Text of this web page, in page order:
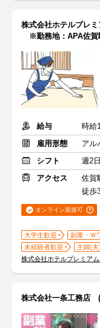
株式会社ホテルプレミ
※勤務地：APA佐賀
給与
雇用形態
アル
シフト
週2
アクセス
佐賀
徒歩
オンライン面接可
大学生歓迎 副業・Ｗ
未経験者歓迎
主婦(夫
株式会社ホテルプレミア
株式会社一条工務店